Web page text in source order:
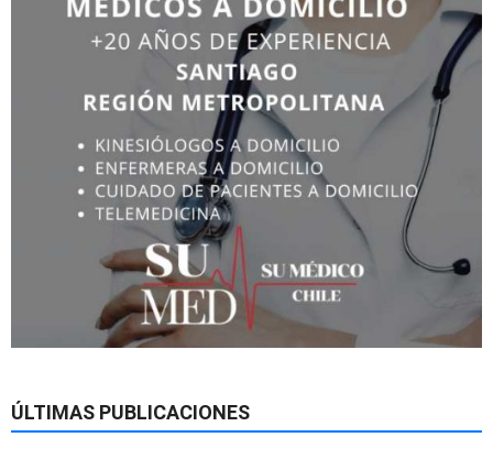
ÚLTIMAS PUBLICACIONES